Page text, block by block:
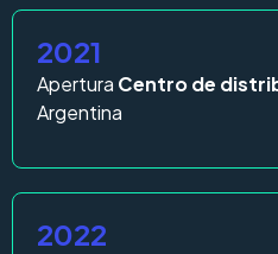
2021
Apertura Centro de
Argentina
2022